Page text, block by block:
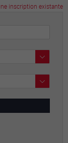
inscription existante